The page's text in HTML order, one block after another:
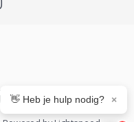
👋 Heb je hulp nodig? ×